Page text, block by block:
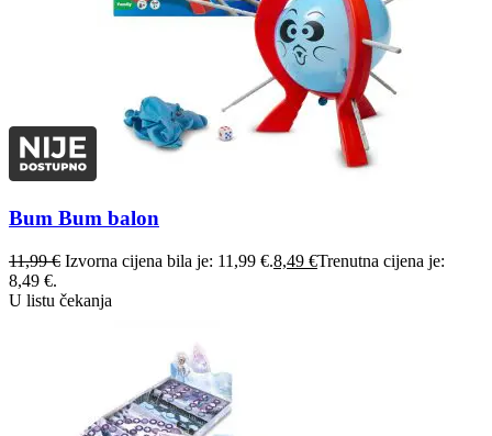
Bum Bum balon
11,99€ Izvorna cijena bila je: 11,99 €.8,49 €Trenutna cijena je:
8,49 €.
U listu čekanja